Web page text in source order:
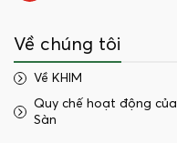
Về chúng tôi
Về KHIM
Quy chế hoạt động của
Sàn